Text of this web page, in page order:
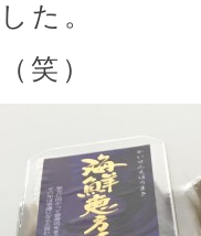
した。
（笑）